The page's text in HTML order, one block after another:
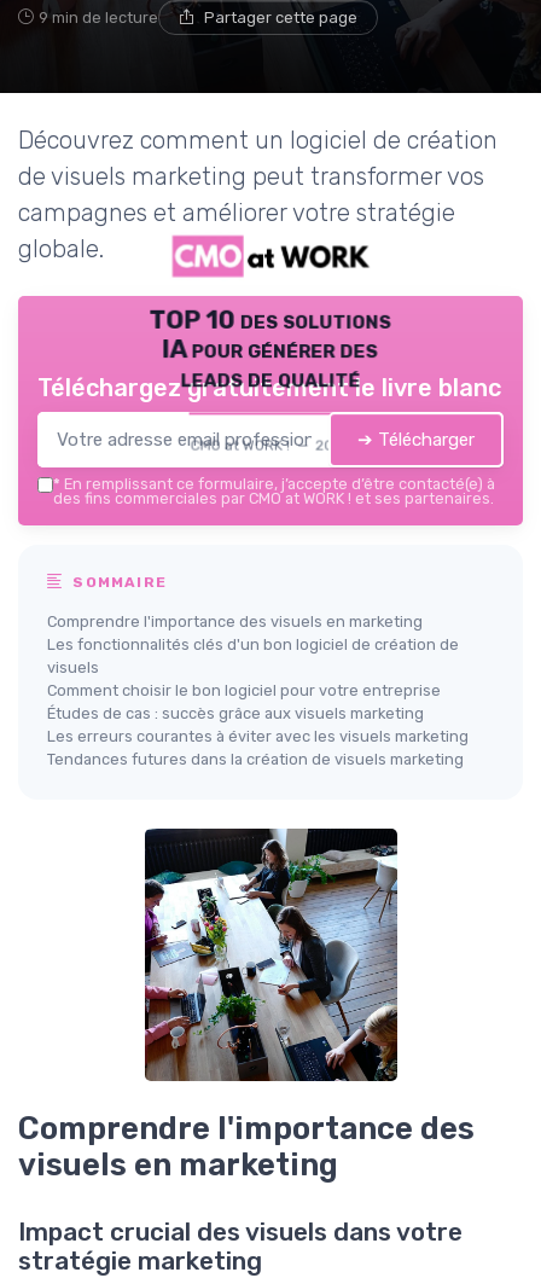
9 min de lecture Partager cette page
Découvrez comment un logiciel de création
de visuels marketing peut transformer vos
campagnes et améliorer votre stratégie
globale.
TOP 10 des solutions
IA pour générer des
leads de qualité
CMO at WORK ! — 2026
Téléchargez gratuitement le livre blanc
➔ Télécharger
* En remplissant ce formulaire, j’accepte d’être contacté(e) à
des fins commerciales par CMO at WORK ! et ses partenaires.
SOMMAIRE
Comprendre l'importance des visuels en marketing
Les fonctionnalités clés d'un bon logiciel de création de
visuels
Comment choisir le bon logiciel pour votre entreprise
Études de cas : succès grâce aux visuels marketing
Les erreurs courantes à éviter avec les visuels marketing
Tendances futures dans la création de visuels marketing
Comprendre l'importance des
visuels en marketing
Impact crucial des visuels dans votre
stratégie marketing